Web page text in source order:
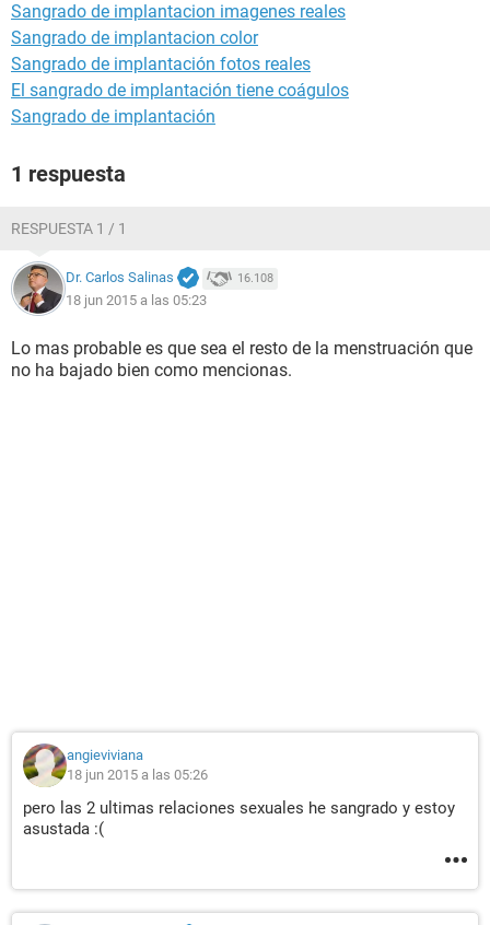
Sangrado de implantacion imagenes reales
Sangrado de implantacion color
Sangrado de implantación fotos reales
El sangrado de implantación tiene coágulos
Sangrado de implantación
1 respuesta
RESPUESTA 1 / 1
Dr. Carlos Salinas 16.108
18 jun 2015 a las 05:23
Lo mas probable es que sea el resto de la menstruación que
no ha bajado bien como mencionas.
angieviviana
18 jun 2015 a las 05:26
pero las 2 ultimas relaciones sexuales he sangrado y estoy
asustada :(